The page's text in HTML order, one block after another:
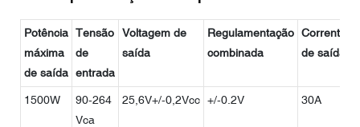
Potência
máxima
de saída
Tensão
de
entrada
Voltagem de
saída
Regulamentação
combinada
Corrente
de saída
1500W
90-264
Vca
25,6V+/-0,2Vcc +/-0.2V 30A